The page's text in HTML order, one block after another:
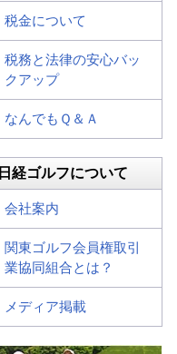
税金について
税務と法律の安心バッ
クアップ
なんでもＱ＆Ａ
日経ゴルフについて
会社案内
関東ゴルフ会員権取引
業協同組合とは？
メディア掲載